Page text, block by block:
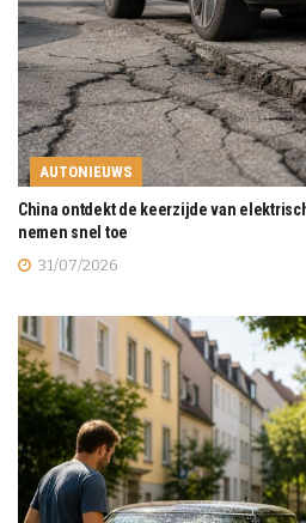
AUTONIEUWS
China ontdekt de keerzijde van
nemen snel toe
31/07/2026